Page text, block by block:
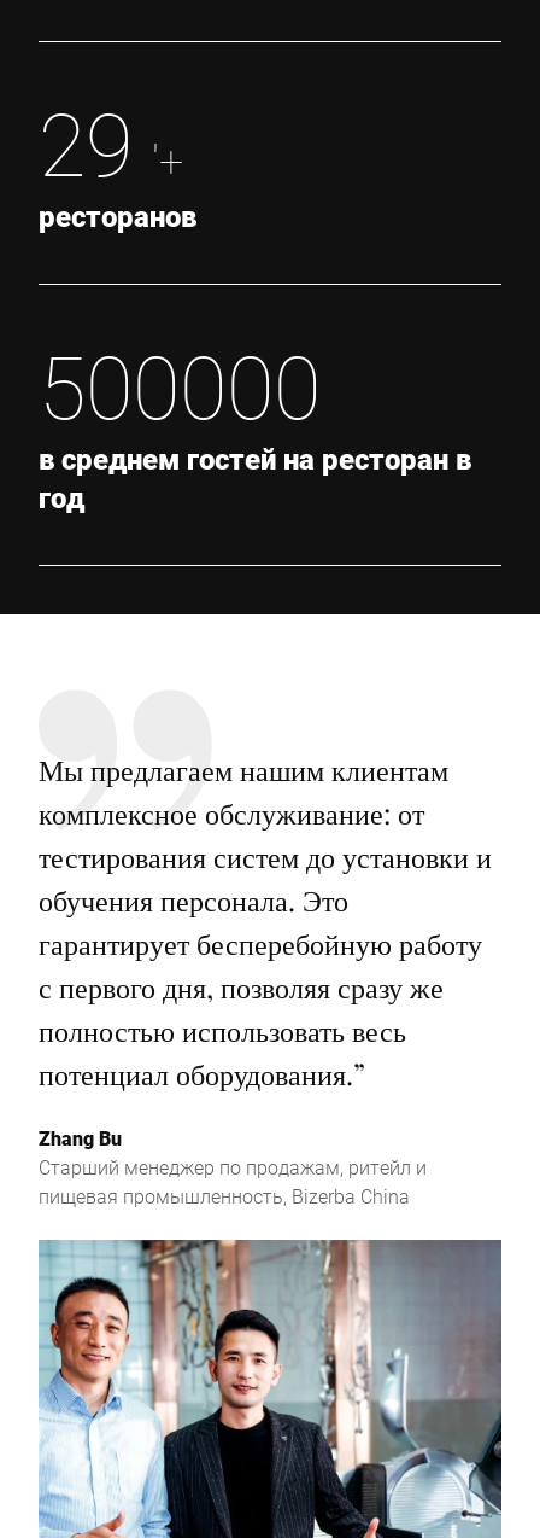
29 '+
ресторанов
500000
в среднем гостей на ресторан в
год
Мы предлагаем нашим клиентам
комплексное обслуживание: от
тестирования систем до установки и
обучения персонала. Это
гарантирует бесперебойную работу
с первого дня, позволяя сразу же
полностью использовать весь
потенциал оборудования.”
Zhang Bu
Старший менеджер по продажам, ритейл и
пищевая промышленность, Bizerba China